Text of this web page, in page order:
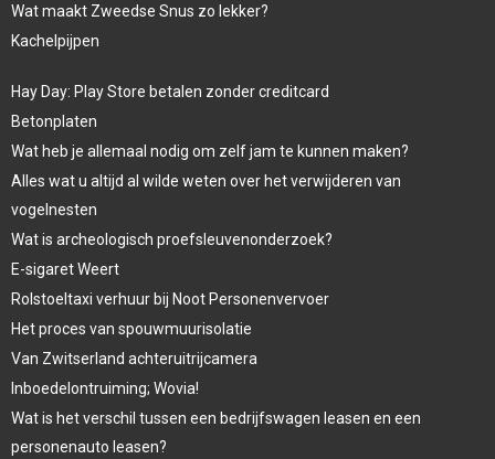
Wat maakt Zweedse Snus zo lekker?
Kachelpijpen
Hay Day: Play Store betalen zonder creditcard
Betonplaten
Wat heb je allemaal nodig om zelf jam te kunnen maken?
Alles wat u altijd al wilde weten over het verwijderen van
vogelnesten
Wat is archeologisch proefsleuvenonderzoek?
E-sigaret Weert
Rolstoeltaxi verhuur bij Noot Personenvervoer
Het proces van spouwmuurisolatie
Van Zwitserland achteruitrijcamera
Inboedelontruiming; Wovia!
Wat is het verschil tussen een bedrijfswagen leasen en een
personenauto leasen?